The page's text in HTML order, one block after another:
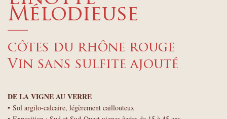
Mélodieuse
—
côtes du rhône rouge
Vin sans sulfite ajouté
DE LA VIGNE AU VERRE
• Sol argilo-calcaire, légèrement caillouteux